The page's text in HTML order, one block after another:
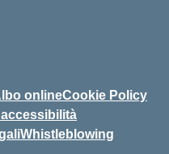
onlineCookie Policy
Whistleblowing